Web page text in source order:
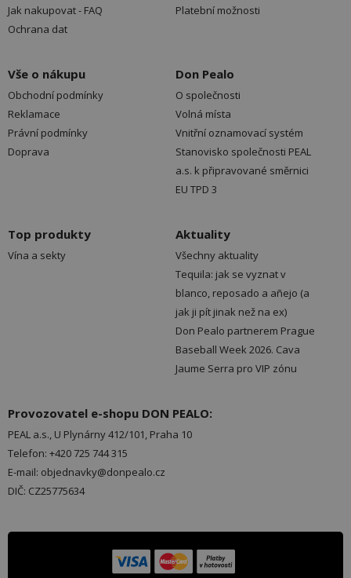
Jak nakupovat - FAQ
Ochrana dat
Platební možnosti
Vše o nákupu
Obchodní podmínky
Reklamace
Právní podmínky
Doprava
Don Pealo
O společnosti
Volná místa
Vnitřní oznamovací systém
Stanovisko společnosti PEAL
a.s. k připravované směrnici
EU TPD 3
Top produkty
Vína a sekty
Aktuality
Všechny aktuality
Tequila: jak se vyznat v
blanco, reposado a añejo (a
jak ji pít jinak než na ex)
Don Pealo partnerem Prague
Baseball Week 2026. Cava
Jaume Serra pro VIP zónu
Provozovatel e-shopu DON PEALO:
PEAL a.s., U Plynárny 412/101, Praha 10
Telefon: +420 725 744 315
E-mail: objednavky@donpealo.cz
DIČ: CZ25775634